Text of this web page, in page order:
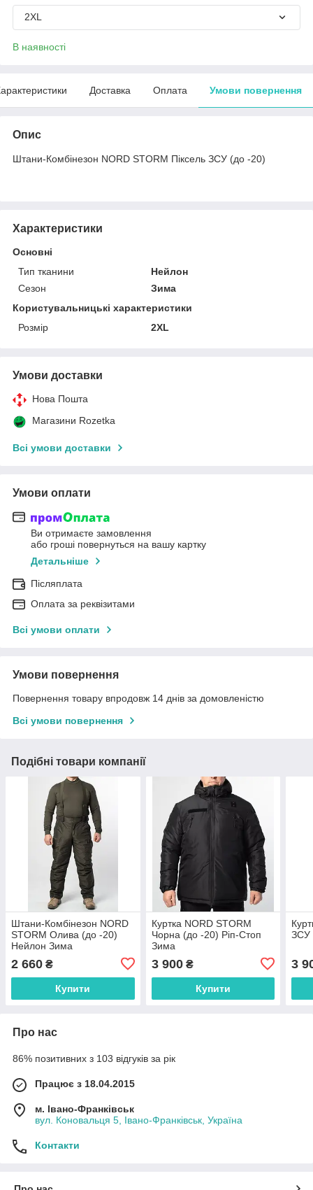
2XL
В наявності
Доставка Оплата Умови повернення
Опис
Штани-Комбінезон NORD STORM Піксель ЗСУ (до -20)
Характеристики
Основні
Тип тканини
Нейлон
Сезон
Зима
Користувальницькі характеристики
Розмір
2XL
Умови доставки
Нова Пошта
Магазини Rozetka
Всі умови доставки
Умови оплати
Ви отримаєте замовлення
або гроші повернуться на вашу картку
Детальніше
Післяплата
Оплата за реквізитами
Всі умови оплати
Умови повернення
Повернення товару впродовж 14 днів за домовленістю
Всі умови повернення
Подібні товари компанії
Штани-Комбінезон NORD
STORM Олива (до -20)
Нейлон Зима
2 660 ₴
Купити
Куртка NORD STORM
Чорна (до -20) Ріп-Стоп
Зима
3 900₴
Купити
ЗСУ
3
Про нас
86% позитивних з 103 відгуків за рік
Працює з 18.04.2015
м. Івано-Франківськ
вул. Коновальця 5, Івано-Франківськ, Україна
Контакти